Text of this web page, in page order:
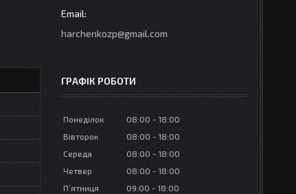
harchenkozp@gmail.com
ГРАФІК РОБОТИ
Понеділок 08:00
18:00
Вівторок
08:00
18:00
Середа
08:00
18:00
Четвер
08:00
18:00
Пʼятниця
09:00
18:00